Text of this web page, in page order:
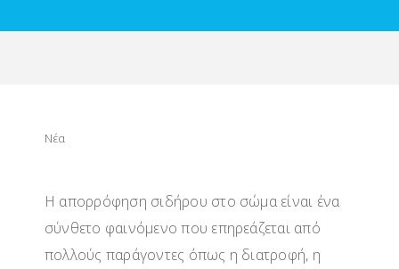
Νέα
Η απορρόφηση σιδήρου στο σώμα είναι ένα
σύνθετο φαινόμενο που επηρεάζεται από
πολλούς παράγοντες όπως η διατροφή, η